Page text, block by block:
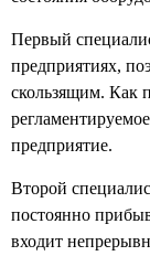
Первый
предприятиях,
скользящим. Как
предприятие.
Второй
постоянно
входит